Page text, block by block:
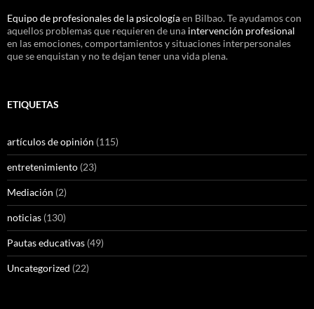
Equipo de profesionales de la psicologíaen Bilbao. Te ayudamos con
aquellos problemas que requieren de una intervención profesional
en las emociones, comportamientos y situaciones interpersonales
que se enquistan y no te dejan tener una vida plena.
ETIQUETAS
artículos de opinión (115)
entretenimiento (23)
Mediación (2)
noticias (130)
Pautas educativas (49)
Uncategorized (22)